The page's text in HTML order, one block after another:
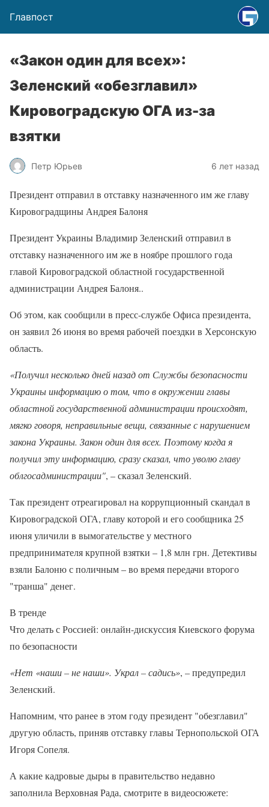
Главпост
«Закон один для всех»:
Зеленский «обезглавил»
Кировоградскую ОГА из-за
взятки
Петр Юрьев 6 лет назад
Президент отправил в отставку назначенного им же главу
Кировоградщины Андрея Балоня
Президент Украины Владимир Зеленский отправил в
отставку назначенного им же в ноябре прошлого года
главой Кировоградской областной государственной
администрации Андрея Балоня..
Об этом, как сообщили в пресс-службе Офиса президента,
он заявил 26 июня во время рабочей поездки в Херсонскую
область.
«Получил несколько дней назад от Службы безопасности
Украины информацию о том, что в окружении главы
областной государственной администрации происходят,
мягко говоря, неправильные вещи, связанные с нарушением
закона Украины. Закон один для всех. Поэтому когда я
получил эту информацию, сразу сказал, что уволю главу
облгосадминистрации", – сказал Зеленский.
Так президент отреагировал на коррупционный скандал в
Кировоградской ОГА, главу которой и его сообщника 25
июня уличили в вымогательстве у местного
предпринимателя крупной взятки – 1,8 млн грн. Детективы
взяли Балоню с поличным – во время передачи второго
"транша" денег.
В тренде
Что делать с Россией: онлайн-дискуссия Киевского форума
по безопасности
«Нет «наши – не наши». Украл – садись», – предупредил
Зеленский.
Напомним, что ранее в этом году президент "обезглавил"
другую область, приняв отставку главы Тернопольской ОГА
Игоря Сопеля.
А какие кадровые дыры в правительство недавно
заполнила Верховная Рада, смотрите в видеосюжете: